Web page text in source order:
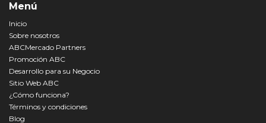
Menú
Inicio
Sobre nosotros
ABCMercado Partners
Promoción ABC
Desarrollo para su Negocio
Sitio Web ABC
¿Cómo funciona?
Términos y condiciones
Blog